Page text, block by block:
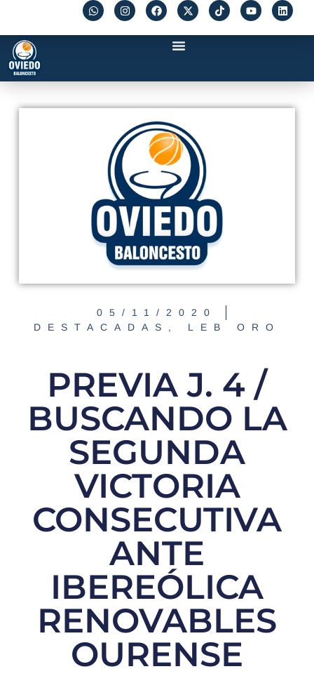
05/11/2020
DESTACADAS , LEB ORO
PREVIA J. 4 /
BUSCANDO LA
SEGUNDA
VICTORIA
CONSECUTIVA
ANTE
IBEREÓLICA
RENOVABLES
OURENSE